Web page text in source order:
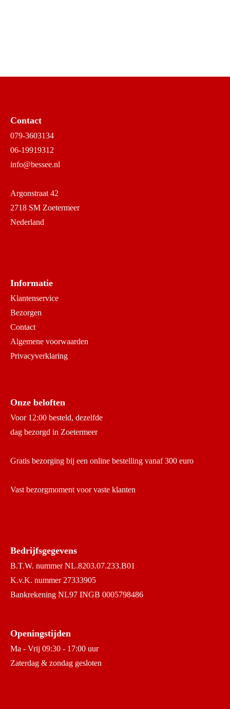
Contact
079-3603134
06-19919312
info@bessee.nl
Argonstraat 42
2718 SM Zoetermeer
Nederland
Informatie
Klantenservice
Bezorgen
Contact
Algemene voorwaarden
Privacyverklaring
Onze beloften
Voor 12:00 besteld, dezelfde
dag bezorgd in Zoetermeer
Gratis bezorging bij een online bestelling vanaf 300 euro
Vast bezorgmoment voor vaste klanten
Bedrijfsgegevens
B.T.W. nummer NL.8203.07.233.B01
K.v.K. nummer 27333905
Bankrekening NL97 INGB 0005798486
Openingstijden
Ma - Vrij 09:30 - 17:00 uur
Zaterdag & zondag gesloten